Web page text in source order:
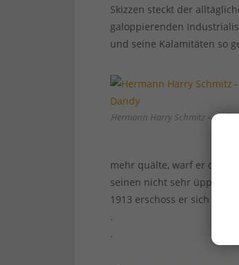
Skizzen steckt der
galoppierenden
und seine Kalamitäten so
Hermann Harry Schmitz – der
mehr quälte, warf er die
seinen nicht sehr üppigen
1913 erschoss er sich
.
.